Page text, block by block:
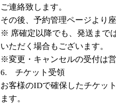
ご連絡致します。
その後、予約管理ページより
※ 席確定以降でも、発送まで
いただく場合もございます。
※変更・キャンセルの受付は
6. チケット受領
お客様のIDで確保したチケッ
ます。